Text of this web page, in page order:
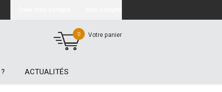
0 Votre panier
ACTUALITÉS